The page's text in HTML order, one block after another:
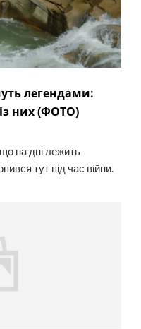
легендами:
них (ФОТО)
на дні лежить
тут під час війни.